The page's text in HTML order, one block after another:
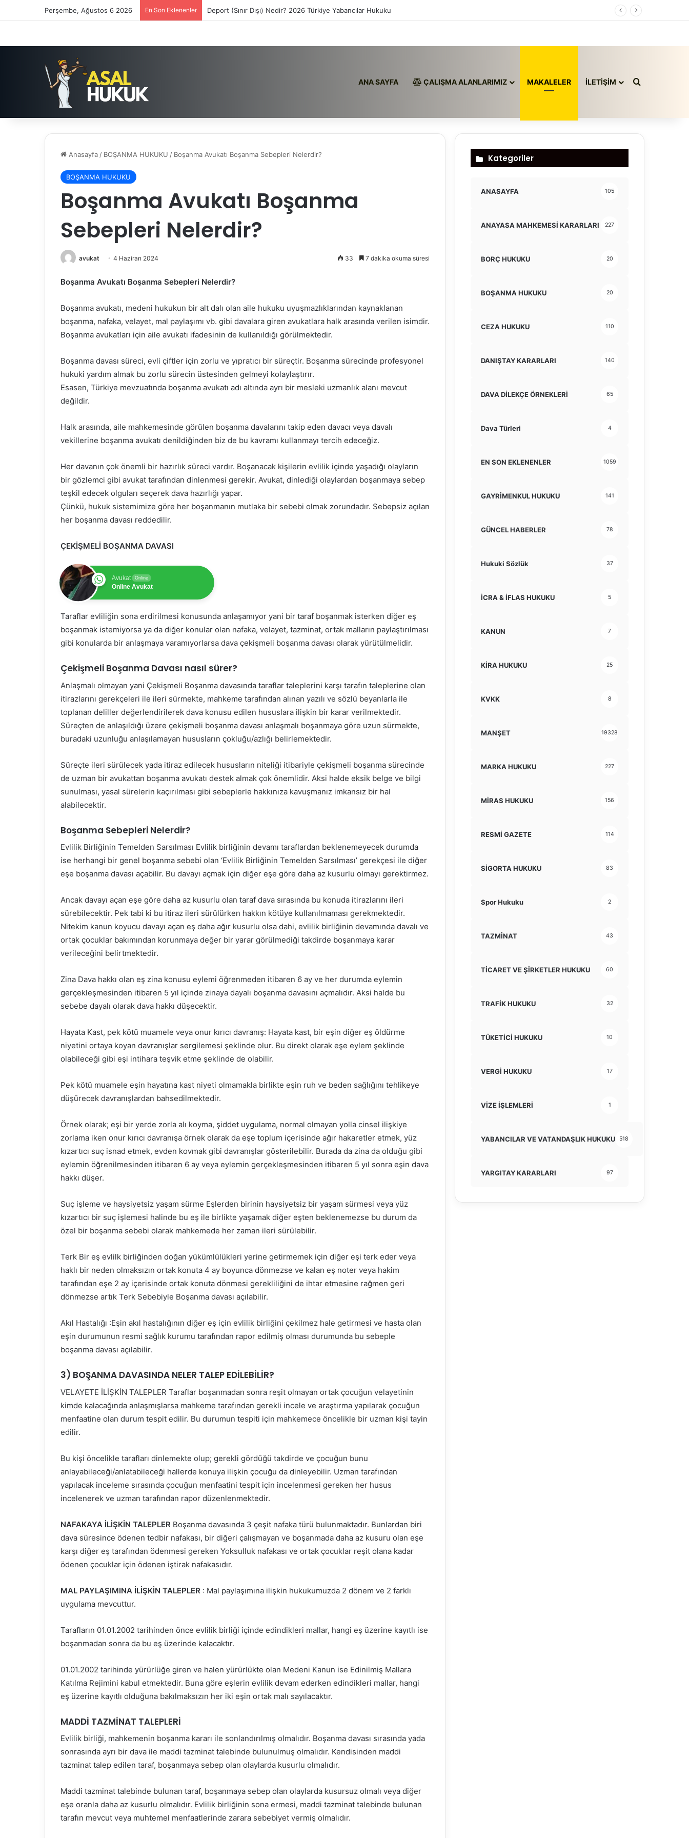
Perşembe, Ağustos 6 2026 En Son Eklenenler Deport (Sınır Dışı) Nedir? 2026 Türkiye Yabancılar Hukuku
ANA SAYFA ÇALIŞMA ALANLARIMIZ MAKALELER İLETİŞİM Arama yap
Anasayfa / BOŞANMA HUKUKU / Boşanma Avukatı Boşanma Sebepleri Nelerdir?
BOŞANMA HUKUKU
Boşanma Avukatı Boşanma
Sebepleri Nelerdir?
avukat 4 Haziran 2024 33 7 dakika okuma süresi
Boşanma Avukatı Boşanma Sebepleri Nelerdir?
Boşanma avukatı, medeni hukukun bir alt dalı olan aile hukuku uyuşmazlıklarından kaynaklanan
boşanma, nafaka, velayet, mal paylaşımı vb. gibi davalara giren avukatlara halk arasında verilen isimdir.
Boşanma avukatları için aile avukatı ifadesinin de kullanıldığı görülmektedir.
Boşanma davası süreci, evli çiftler için zorlu ve yıpratıcı bir süreçtir. Boşanma sürecinde profesyonel
hukuki yardım almak bu zorlu sürecin üstesinden gelmeyi kolaylaştırır.
Esasen, Türkiye mevzuatında boşanma avukatı adı altında ayrı bir mesleki uzmanlık alanı mevcut
değildir.
Halk arasında, aile mahkemesinde görülen boşanma davalarını takip eden davacı veya davalı
vekillerine boşanma avukatı denildiğinden biz de bu kavramı kullanmayı tercih edeceğiz.
Her davanın çok önemli bir hazırlık süreci vardır. Boşanacak kişilerin evlilik içinde yaşadığı olayların
bir gözlemci gibi avukat tarafından dinlenmesi gerekir. Avukat, dinlediği olaylardan boşanmaya sebep
teşkil edecek olguları seçerek dava hazırlığı yapar.
Çünkü, hukuk sistemimize göre her boşanmanın mutlaka bir sebebi olmak zorundadır. Sebepsiz açılan
her boşanma davası reddedilir.
ÇEKİŞMELİ BOŞANMA DAVASI
Avukat Online
Online Avukat
Taraflar evliliğin sona erdirilmesi konusunda anlaşamıyor yani bir taraf boşanmak isterken diğer eş
boşanmak istemiyorsa ya da diğer konular olan nafaka, velayet, tazminat, ortak malların paylaştırılması
gibi konularda bir anlaşmaya varamıyorlarsa dava çekişmeli boşanma davası olarak yürütülmelidir.
Çekişmeli Boşanma Davası nasıl sürer?
Anlaşmalı olmayan yani Çekişmeli Boşanma davasında taraflar taleplerini karşı tarafın taleplerine olan
itirazlarını gerekçeleri ile ileri sürmekte, mahkeme tarafından alınan yazılı ve sözlü beyanlarla ile
toplanan deliller değerlendirilerek dava konusu edilen hususlara ilişkin bir karar verilmektedir.
Süreçten de anlaşıldığı üzere çekişmeli boşanma davası anlaşmalı boşanmaya göre uzun sürmekte,
buradaki uzunluğu anlaşılamayan hususların çokluğu/azlığı belirlemektedir.
Süreçte ileri sürülecek yada itiraz edilecek hususların niteliği itibariyle çekişmeli boşanma sürecinde
de uzman bir avukattan boşanma avukatı destek almak çok önemlidir. Aksi halde eksik belge ve bilgi
sunulması, yasal sürelerin kaçırılması gibi sebeplerle hakkınıza kavuşmanız imkansız bir hal
alabilecektir.
Boşanma Sebepleri Nelerdir?
Evlilik Birliğinin Temelden Sarsılması Evlilik birliğinin devamı taraflardan beklenemeyecek durumda
ise herhangi bir genel boşanma sebebi olan ‘Evlilik Birliğinin Temelden Sarsılması’ gerekçesi ile diğer
eşe boşanma davası açabilir. Bu davayı açmak için diğer eşe göre daha az kusurlu olmayı gerektirmez.
Ancak davayı açan eşe göre daha az kusurlu olan taraf dava sırasında bu konuda itirazlarını ileri
sürebilecektir. Pek tabi ki bu itiraz ileri sürülürken hakkın kötüye kullanılmaması gerekmektedir.
Nitekim kanun koyucu davayı açan eş daha ağır kusurlu olsa dahi, evlilik birliğinin devamında davalı ve
ortak çocuklar bakımından korunmaya değer bir yarar görülmediği takdirde boşanmaya karar
verileceğini belirtmektedir.
Zina Dava hakkı olan eş zina konusu eylemi öğrenmeden itibaren 6 ay ve her durumda eylemin
gerçekleşmesinden itibaren 5 yıl içinde zinaya dayalı boşanma davasını açmalıdır. Aksi halde bu
sebebe dayalı olarak dava hakkı düşecektir.
Hayata Kast, pek kötü muamele veya onur kırıcı davranış: Hayata kast, bir eşin diğer eş öldürme
niyetini ortaya koyan davranışlar sergilemesi şeklinde olur. Bu direkt olarak eşe eylem şeklinde
olabileceği gibi eşi intihara teşvik etme şeklinde de olabilir.
Pek kötü muamele eşin hayatına kast niyeti olmamakla birlikte eşin ruh ve beden sağlığını tehlikeye
düşürecek davranışlardan bahsedilmektedir.
Örnek olarak; eşi bir yerde zorla alı koyma, şiddet uygulama, normal olmayan yolla cinsel ilişkiye
zorlama iken onur kırıcı davranışa örnek olarak da eşe toplum içerisinde ağır hakaretler etmek, yüz
kızartıcı suç isnad etmek, evden kovmak gibi davranışlar gösterilebilir. Burada da zina da olduğu gibi
eylemin öğrenilmesinden itibaren 6 ay veya eylemin gerçekleşmesinden itibaren 5 yıl sonra eşin dava
hakkı düşer.
Suç işleme ve haysiyetsiz yaşam sürme Eşlerden birinin haysiyetsiz bir yaşam sürmesi veya yüz
kızartıcı bir suç işlemesi halinde bu eş ile birlikte yaşamak diğer eşten beklenemezse bu durum da
özel bir boşanma sebebi olarak mahkemede her zaman ileri sürülebilir.
Terk Bir eş evlilk birliğinden doğan yükümlülükleri yerine getirmemek için diğer eşi terk eder veya
haklı bir neden olmaksızın ortak konuta 4 ay boyunca dönmezse ve kalan eş noter veya hakim
tarafından eşe 2 ay içerisinde ortak konuta dönmesi gerekliliğini de ihtar etmesine rağmen geri
dönmezse artık Terk Sebebiyle Boşanma davası açılabilir.
Akıl Hastalığı :Eşin akıl hastalığının diğer eş için evlilik birliğini çekilmez hale getirmesi ve hasta olan
eşin durumunun resmi sağlık kurumu tarafından rapor edilmiş olması durumunda bu sebeple
boşanma davası açılabilir.
3) BOŞANMA DAVASINDA NELER TALEP EDİLEBİLİR?
VELAYETE İLİŞKİN TALEPLER Taraflar boşanmadan sonra reşit olmayan ortak çocuğun velayetinin
kimde kalacağında anlaşmışlarsa mahkeme tarafından gerekli incele ve araştırma yapılarak çocuğun
menfaatine olan durum tespit edilir. Bu durumun tespiti için mahkemece öncelikle bir uzman kişi tayin
edilir.
Bu kişi öncelikle tarafları dinlemekte olup; gerekli gördüğü takdirde ve çocuğun bunu
anlayabileceği/anlatabileceği hallerde konuya ilişkin çocuğu da dinleyebilir. Uzman tarafından
yapılacak inceleme sırasında çocuğun menfaatini tespit için incelenmesi gereken her husus
incelenerek ve uzman tarafından rapor düzenlenmektedir.
NAFAKAYA İLİŞKİN TALEPLER Boşanma davasında 3 çeşit nafaka türü bulunmaktadır. Bunlardan biri
dava süresince ödenen tedbir nafakası, bir diğeri çalışmayan ve boşanmada daha az kusuru olan eşe
karşı diğer eş tarafından ödenmesi gereken Yoksulluk nafakası ve ortak çocuklar reşit olana kadar
ödenen çocuklar için ödenen iştirak nafakasıdır.
MAL PAYLAŞIMINA İLİŞKİN TALEPLER : Mal paylaşımına ilişkin hukukumuzda 2 dönem ve 2 farklı
uygulama mevcuttur.
Tarafların 01.01.2002 tarihinden önce evlilik birliği içinde edindikleri mallar, hangi eş üzerine kayıtlı ise
boşanmadan sonra da bu eş üzerinde kalacaktır.
01.01.2002 tarihinde yürürlüğe giren ve halen yürürlükte olan Medeni Kanun ise Edinilmiş Mallara
Katılma Rejimini kabul etmektedir. Buna göre eşlerin evlilik devam ederken edindikleri mallar, hangi
eş üzerine kayıtlı olduğuna bakılmaksızın her iki eşin ortak malı sayılacaktır.
MADDİ TAZMİNAT TALEPLERİ
Evlilik birliği, mahkemenin boşanma kararı ile sonlandırılmış olmalıdır. Boşanma davası sırasında yada
sonrasında ayrı bir dava ile maddi tazminat talebinde bulunulmuş olmalıdır. Kendisinden maddi
tazminat talep edilen taraf, boşanmaya sebep olan olaylarda kusurlu olmalıdır.
Maddi tazminat talebinde bulunan taraf, boşanmaya sebep olan olaylarda kusursuz olmalı veya diğer
eşe oranla daha az kusurlu olmalıdır. Evlilik birliğinin sona ermesi, maddi tazminat talebinde bulunan
tarafın mevcut veya muhtemel menfaatlerinde zarara sebebiyet vermiş olmalıdır.
Kategoriler
ANASAYFA 105
ANAYASA MAHKEMESİ KARARLARI 227
BORÇ HUKUKU 20
BOŞANMA HUKUKU 20
CEZA HUKUKU 110
DANIŞTAY KARARLARI 140
DAVA DİLEKÇE ÖRNEKLERİ 65
Dava Türleri 4
EN SON EKLENENLER 1059
GAYRİMENKUL HUKUKU 141
GÜNCEL HABERLER 78
Hukuki Sözlük 37
İCRA & İFLAS HUKUKU 5
KANUN 7
KİRA HUKUKU 25
KVKK 8
MANŞET 19328
MARKA HUKUKU 227
MİRAS HUKUKU 156
RESMİ GAZETE 114
SİGORTA HUKUKU 83
Spor Hukuku 2
TAZMİNAT 43
TİCARET VE ŞİRKETLER HUKUKU 60
TRAFİK HUKUKU 32
TÜKETİCİ HUKUKU 10
VERGİ HUKUKU 17
VİZE İŞLEMLERİ 1
YABANCILAR VE VATANDAŞLIK HUKUKU 518
YARGITAY KARARLARI 97